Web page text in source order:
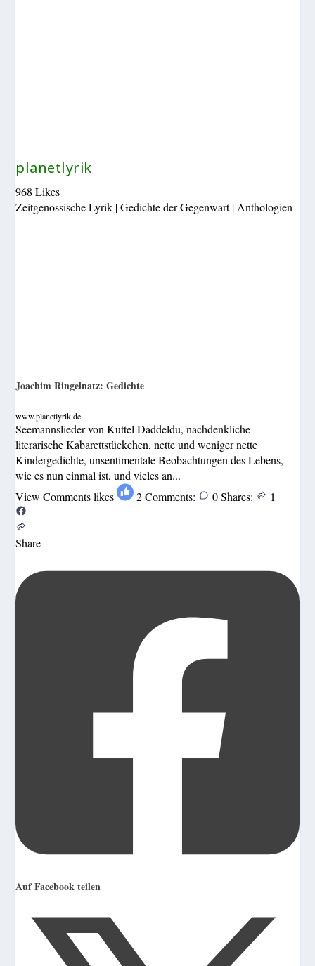
planetlyrik
968 Likes
Zeitgenössische Lyrik | Gedichte der Gegenwart | Anthologien
Joachim Ringelnatz: Gedichte
www.planetlyrik.de
Seemannslieder von Kuttel Daddeldu, nachdenkliche
literarische Kabarettstückchen, nette und weniger nette
Kindergedichte, unsentimentale Beobachtungen des Lebens,
wie es nun einmal ist, und vieles an...
View Comments likes 2 Comments: 0 Shares: 1
Share
Auf Facebook teilen